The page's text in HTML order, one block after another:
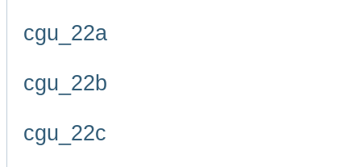
cgu_22a
cgu_22b
cgu_22c